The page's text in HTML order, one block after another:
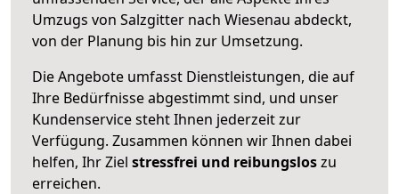
Umzugs von Salzgitter nach Wiesenau abdeckt,
von der Planung bis hin zur Umsetzung.
Die Angebote umfasst Dienstleistungen, die auf
Ihre Bedürfnisse abgestimmt sind, und unser
Kundenservice steht Ihnen jederzeit zur
Verfügung. Zusammen können wir Ihnen dabei
helfen, Ihr Ziel stressfrei und reibungsloszu
erreichen.